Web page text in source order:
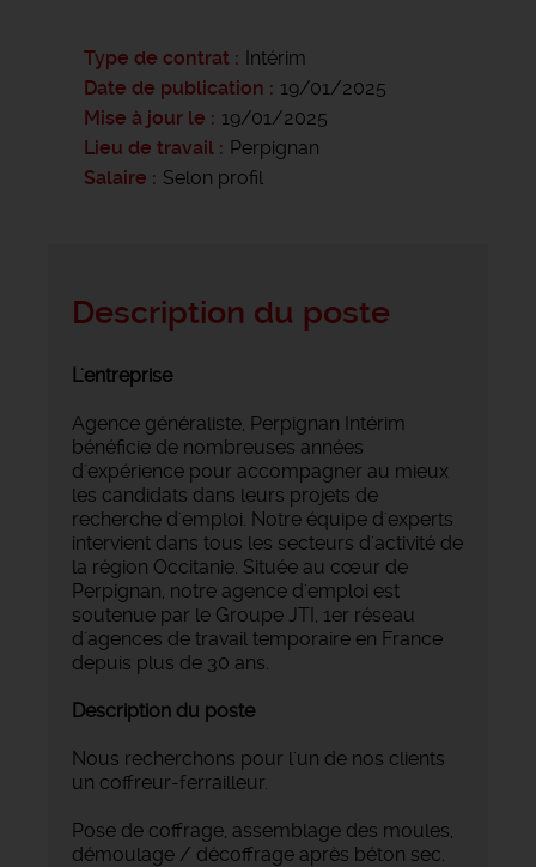
Type de contrat
Intérim
Date de publication
19/01/2025
Mise à jour le
19/01/2025
Lieu de travail
Perpignan
Salaire
Selon profil
Description du poste
L'entreprise
Agence généraliste, Perpignan Intérim
bénéficie de nombreuses années
d'expérience pour accompagner au mieux
les candidats dans leurs projets de
recherche d'emploi. Notre équipe d'experts
intervient dans tous les secteurs d'activité de
la région Occitanie. Située au cœur de
Perpignan, notre agence d'emploi est
soutenue par le Groupe JTI, 1er réseau
d'agences de travail temporaire en France
depuis plus de 30 ans.
Description du poste
Nous recherchons pour l'un de nos clients
un coffreur-ferrailleur.
Pose de coffrage, assemblage des moules,
démoulage / décoffrage après béton sec.